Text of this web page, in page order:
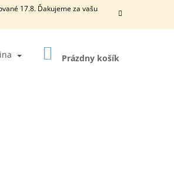
17.8. Ďakujeme za vašu
NÁKUPNÝ
KOŠÍK
Prázdny košík